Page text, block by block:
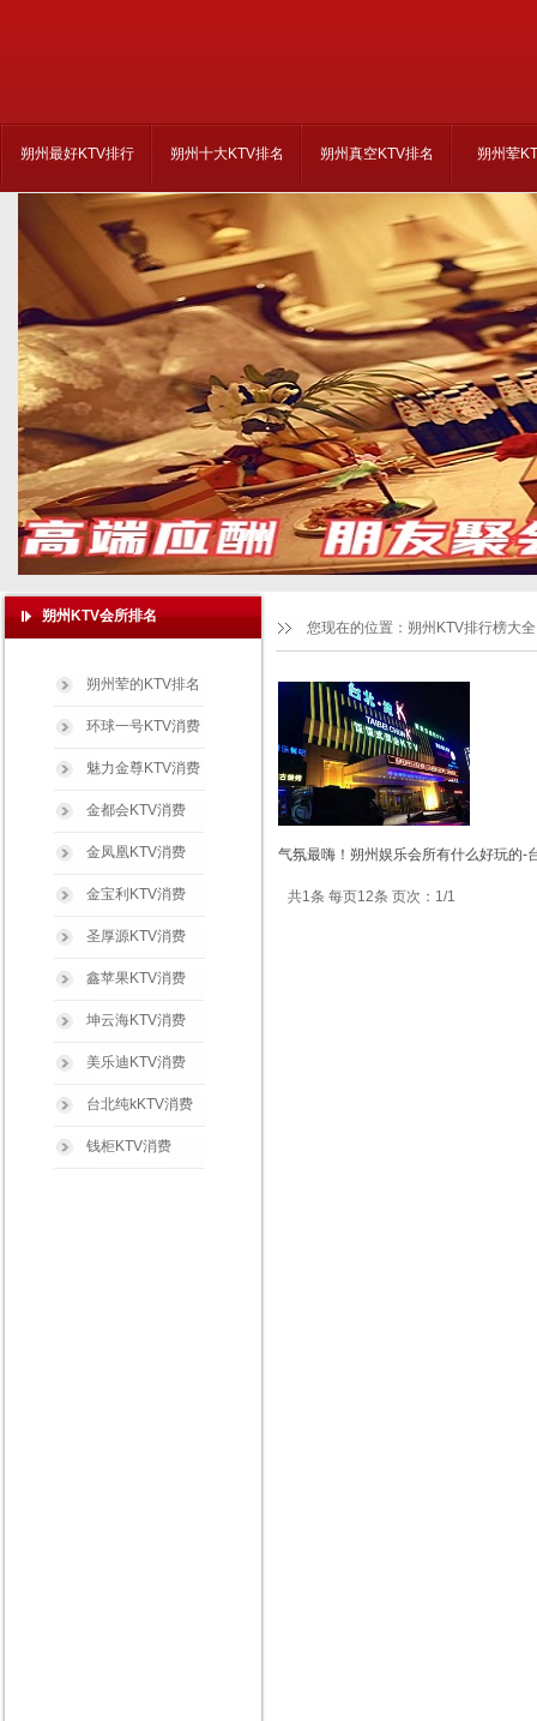
朔州最好KTV排行 朔州十大KTV排名 朔州真空KTV排名 朔州荤
气氛最嗨！朔州娱乐会所有什么好玩的-
共1条 每页12条 页次：1/1
您现在的位置： 朔州KTV排行榜大全
朔州KTV会所排名
朔州荤的KTV排名
环球一号KTV消费
魅力金尊KTV消费
金都会KTV消费
金凤凰KTV消费
金宝利KTV消费
圣厚源KTV消费
鑫苹果KTV消费
坤云海KTV消费
美乐迪KTV消费
台北纯kKTV消费
钱柜KTV消费